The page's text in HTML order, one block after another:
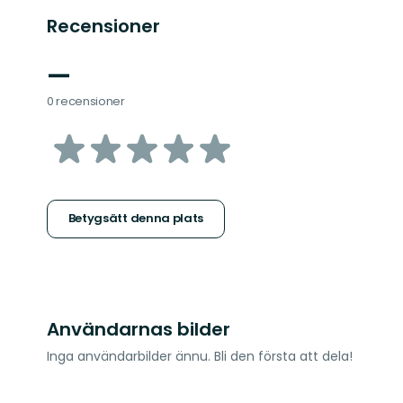
Recensioner
—
0 recensioner
av
stjärnor
Betygsätt denna plats
Användarnas bilder
Inga användarbilder ännu. Bli den första att dela!